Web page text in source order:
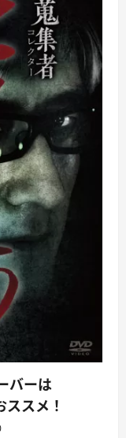
バーは
スメ！